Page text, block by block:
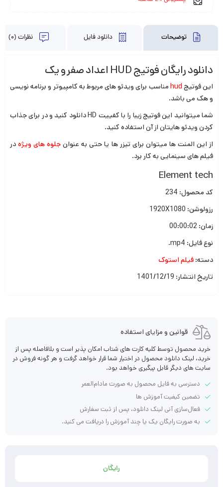
توضیحات دانلود فایل نظرات (0)
دانلود رایگان فوتیج HUD اعداد صفر و یک
این فوتیج hud مناسب برای ویدئو های مربوط به کامپیوتر و برنامه نویسی
و هک می باشد.
شما میتوانید این فوتیج زیبا را با کفییت HD دانلود کنید و در برای جذاب
کردن ویدئو هایتان از آن استفاده کنید.
از این المنت ها میتوان برای تیزر ها یا حتی به عنوان جلوه های ویژهدر
فیلم های سینمایی به کار برد.
Element tech
کد محصول: 234
رزولوشن: 1920X1080
زمان: 00:00:02
نوع فایل: mp4.
دسته: فیلم استوک
تاریخ انتشار: 1401/12/19
قوانین و مزایای استفاده
خرید محصول توسط کلیه کارت های شتاب امکان پذیر است و بلافاصله پس از
خرید، لینک دانلود محصول در اختیار شما قرار خواهد گرفت و هر گونه فروش در
سایت های دیگر قابل پیگیری خواهد بود.
دسترسی به فایل محصول به صورت مادام‌العمر
تضمین کیفیت آموزش ها
فعال‌سازی آنی لینک دانلود، پس از ثبت سفارش
به صورت رایگان یک یا چند آموزش را دریافت می کنید.
رایگان